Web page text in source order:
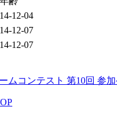
12-04
12-07
12-07
ムコンテスト 第10回 参